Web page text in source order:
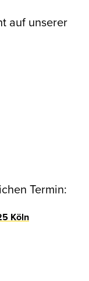
auf unserer
Termin:
Köln